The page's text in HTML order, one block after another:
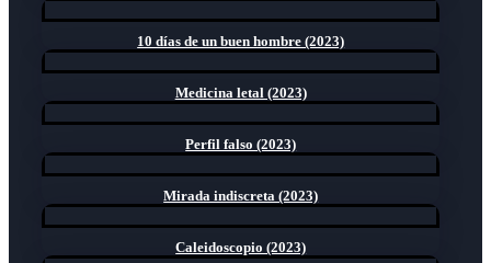
10 días de un buen hombre (2023)
Medicina letal (2023)
Perfil falso (2023)
Mirada indiscreta (2023)
Caleidoscopio (2023)